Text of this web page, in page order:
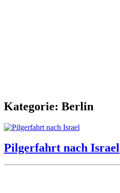
Kategorie: Berlin
Pilgerfahrt nach Israel